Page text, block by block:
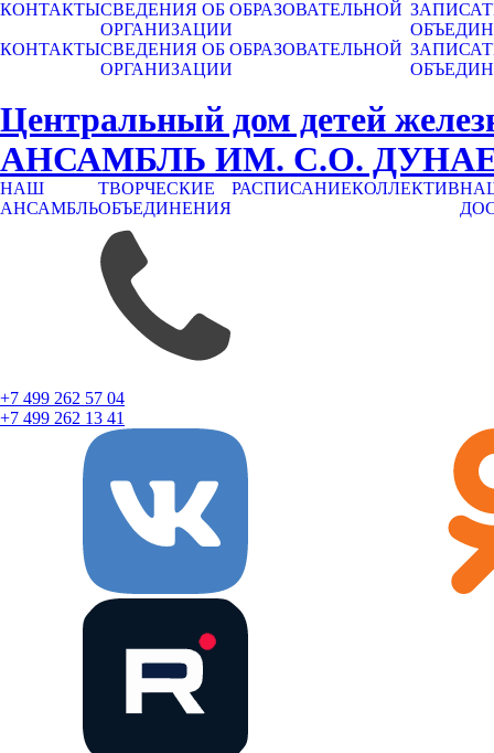
КОНТАКТЫСВЕДЕНИЯ ОБ ОБРАЗОВАТЕЛЬНОЙ
ОРГАНИЗАЦИИ
КОНТАКТЫСВЕДЕНИЯ ОБ ОБРАЗОВАТЕЛЬНОЙ
ОРГАНИЗАЦИИ
Центральный дом детей
АНСАМБЛЬ ИМ. С.О.
НАШ
АНСАМБЛЬ
ТВОРЧЕСКИЕ
ОБЪЕДИНЕНИЯ
РАСПИСАНИЕКОЛЛЕКТИВ
+7 499 262 57 04
+7 499 262 13 41